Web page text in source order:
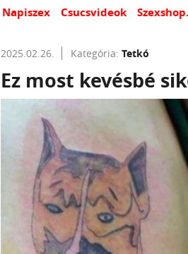
Napiszex Csucsvideok
2025.02.26. Kategória: Tetkó
Ez most kevésbé